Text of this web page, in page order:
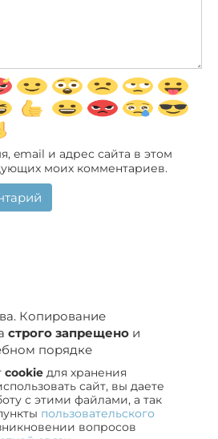
email и адрес сайта в этом
моих комментариев.
Копирование
строго запрещено и
порядке
cookie для хранения
сайт, вы даете
с этими файлами, а так
пользовательского
вопросов